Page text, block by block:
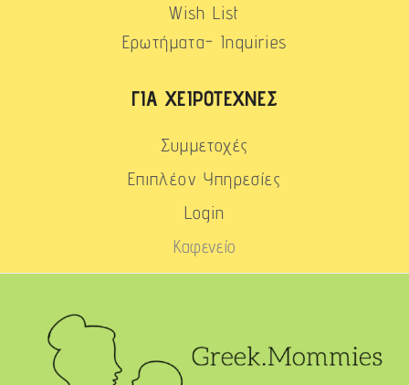
Wish List
Ερωτήματα- Inquiries
ΓΙΑ ΧΕΙΡΟΤΈΧΝΕΣ
Συμμετοχές
Επιπλέον Υπηρεσίες
Login
Καφενείο